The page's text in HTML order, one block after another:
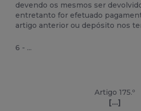
devendo os mesmos ser
entretanto for efetuado
artigo anterior ou depósito nos
6 - ...
Artigo 175.º
[...]